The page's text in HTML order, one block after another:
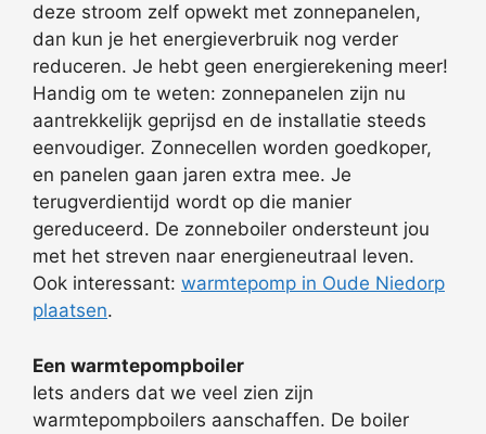
deze stroom zelf opwekt met zonnepanelen,
dan kun je het energieverbruik nog verder
reduceren. Je hebt geen energierekening meer!
Handig om te weten: zonnepanelen zijn nu
aantrekkelijk geprijsd en de installatie steeds
eenvoudiger. Zonnecellen worden goedkoper,
en panelen gaan jaren extra mee. Je
terugverdientijd wordt op die manier
gereduceerd. De zonneboiler ondersteunt jou
met het streven naar energieneutraal leven.
Ook interessant: warmtepomp in Oude Niedorp
plaatsen.
Een warmtepompboiler
Iets anders dat we veel zien zijn
warmtepompboilers aanschaffen. De boiler